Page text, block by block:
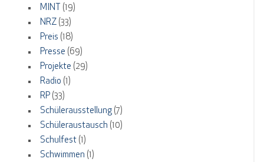
MINT (19)
NRZ(33)
Preis (18)
Presse (69)
Projekte (29)
Radio (1)
RP(33)
Schülerausstellung(7)
Schüleraustausch (10)
Schulfest(1)
Schwimmen (1)